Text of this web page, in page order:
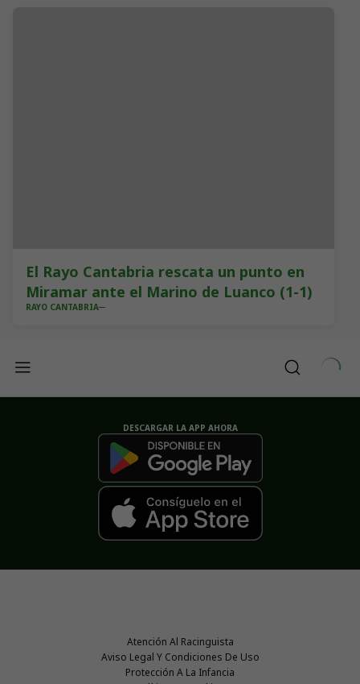
El Rayo Cantabria rescata un punto en
Miramar ante el Marino de Luanco (1-1)
RAYO CANTABRIA
DESCARGAR LA APP AHORA
Atención Al Racinguista
Aviso Legal Y Condiciones De Uso
Protección A La Infancia